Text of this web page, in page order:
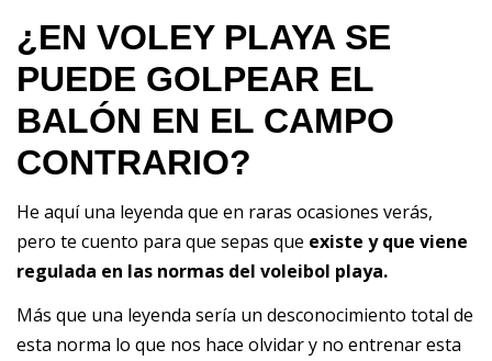
¿EN VOLEY PLAYA SE
PUEDE GOLPEAR EL
BALÓN EN EL CAMPO
CONTRARIO?
He aquí una leyenda que en raras ocasiones verás,
pero te cuento para que sepas que existe y que viene
regulada en las normas del voleibol playa.
Más que una leyenda sería un desconocimiento total de
esta norma lo que nos hace olvidar y no entrenar esta